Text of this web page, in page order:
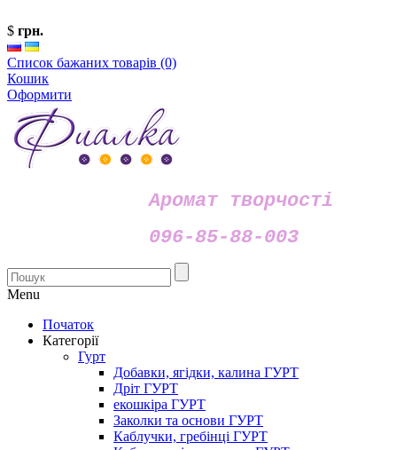
$ грн.
Список бажаних товарів (0)
Кошик
Оформити
Аромат творчості
096-85-88-003
Menu
Початок
Категорії
Гурт
Добавки, ягідки, калина ГУРТ
Дріт ГУРТ
екошкіра ГУРТ
Заколки та основи ГУРТ
Каблучки, гребінці ГУРТ